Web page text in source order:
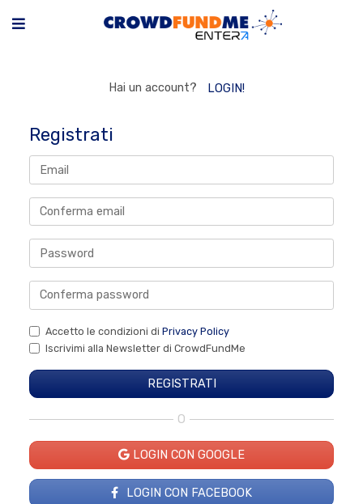
Hai un account? LOGIN!
Registrati
Accetto le condizioni di Privacy Policy
Iscrivimi alla Newsletter di CrowdFundMe
O
LOGIN CON GOOGLE
LOGIN CON FACEBOOK